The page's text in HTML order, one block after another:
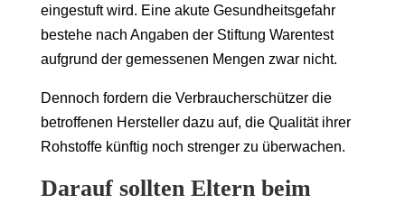
eingestuft wird. Eine akute Gesundheitsgefahr
bestehe nach Angaben der Stiftung Warentest
aufgrund der gemessenen Mengen zwar nicht.
Dennoch fordern die Verbraucherschützer die
betroffenen Hersteller dazu auf, die Qualität ihrer
Rohstoffe künftig noch strenger zu überwachen.
Darauf sollten Eltern beim